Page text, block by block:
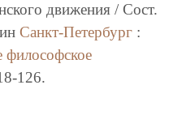
движения / Сост.
Санкт-Петербург :
философское
126.